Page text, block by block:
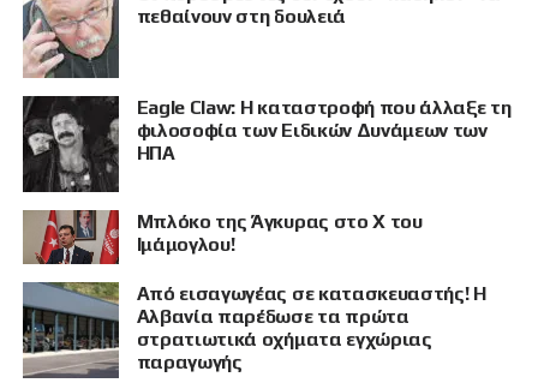
ΠΡΟΒΟΛΗ
πεθαίνουν στη δουλειά
Eagle Claw: Η καταστροφή που άλλαξε τη
φιλοσοφία των Ειδικών Δυνάμεων των
ΗΠΑ
Μπλόκο της Άγκυρας στο X του
Ιμάμογλου!
Από εισαγωγέας σε κατασκευαστής! Η
Αλβανία παρέδωσε τα πρώτα
στρατιωτικά οχήματα εγχώριας
παραγωγής